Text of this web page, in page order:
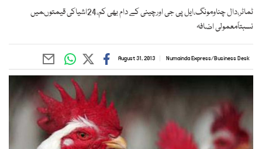
ٹماٹر،دال چناومونگ،ایل پی جی اورچینی کے دام بھی کم،24اشیاکی قیمتوںمیں
نسبتاًمعمولی اضافہ
Numainda Express/Business Desk
August 31, 2013